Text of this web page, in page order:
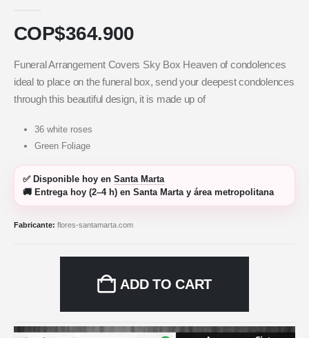
COP$364.900
Funeral Arrangement Covers Sky Box Heaven of condolences
ideal to place on the funeral box, send your deepest condolences
through this beautiful design, it is made up of
36 white roses
Green Foliage
✅ Disponible hoy en Santa Marta
🚚 Entrega hoy (2–4 h) en Santa Marta y área metropolitana
Fabricante: flores-santamarta.com
ADD TO CART